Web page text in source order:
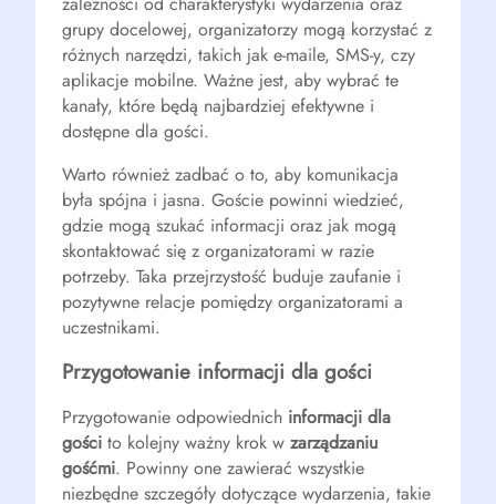
grupy docelowej, organizatorzy mogą korzystać z
różnych narzędzi, takich jak e-maile, SMS-y, czy
aplikacje mobilne. Ważne jest, aby wybrać te
kanały, które będą najbardziej efektywne i
dostępne dla gości.
Warto również zadbać o to, aby komunikacja
była spójna i jasna. Goście powinni wiedzieć,
gdzie mogą szukać informacji oraz jak mogą
skontaktować się z organizatorami w razie
potrzeby. Taka przejrzystość buduje zaufanie i
pozytywne relacje pomiędzy organizatorami a
uczestnikami.
Przygotowanie informacji dla gości
Przygotowanie odpowiednich informacji dla
gości to kolejny ważny krok w zarządzaniu
gośćmi. Powinny one zawierać wszystkie
niezbędne szczegóły dotyczące wydarzenia, takie